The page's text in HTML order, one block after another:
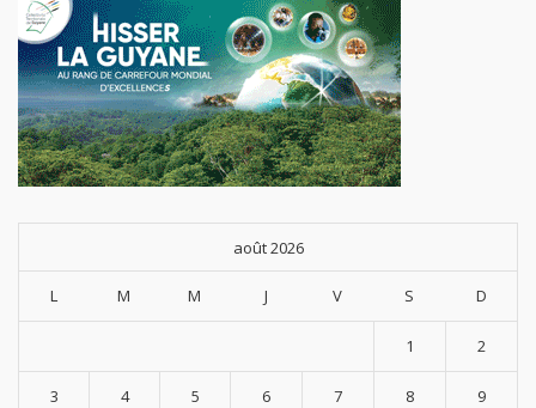
août 2026
L M M J V S D
1 2
3 4 5 6 7 8 9